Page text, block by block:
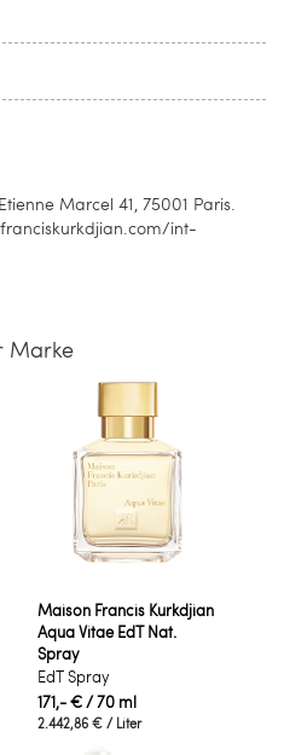
Marcel 41, 75001 Paris.
int-
Marke
Maison Francis Kurkdjian
Aqua Vitae EdT Nat.
Spray
EdT Spray
171,- € / 70 ml
2.442,86 € / Liter